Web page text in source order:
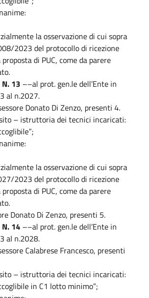
la osservazione di cui sopra
2023 del protocollo di ricezione
di PUC, come da parere
N. 13 ––al prot. gen.le dell’Ente in
al n.2027.
Donato Di Zenzo, presenti 4.
– istruttoria dei tecnici incaricati:
la osservazione di cui sopra
2023 del protocollo di ricezione
di PUC, come da parere
Donato Di Zenzo, presenti 5.
N. 14 ––al prot. gen.le dell’Ente in
al n.2028.
Calabrese Francesco, presenti
– istruttoria dei tecnici incaricati:
in C1 lotto minimo”;